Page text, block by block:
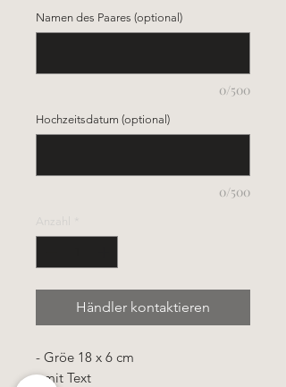
Namen des Paares (optional)
0/500
Hochzeitsdatum (optional)
0/500
Anzahl
Händler kontaktieren
- Gröe 18 x 6 cm
- mit Text